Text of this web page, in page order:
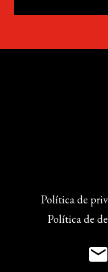
Política de
Política de